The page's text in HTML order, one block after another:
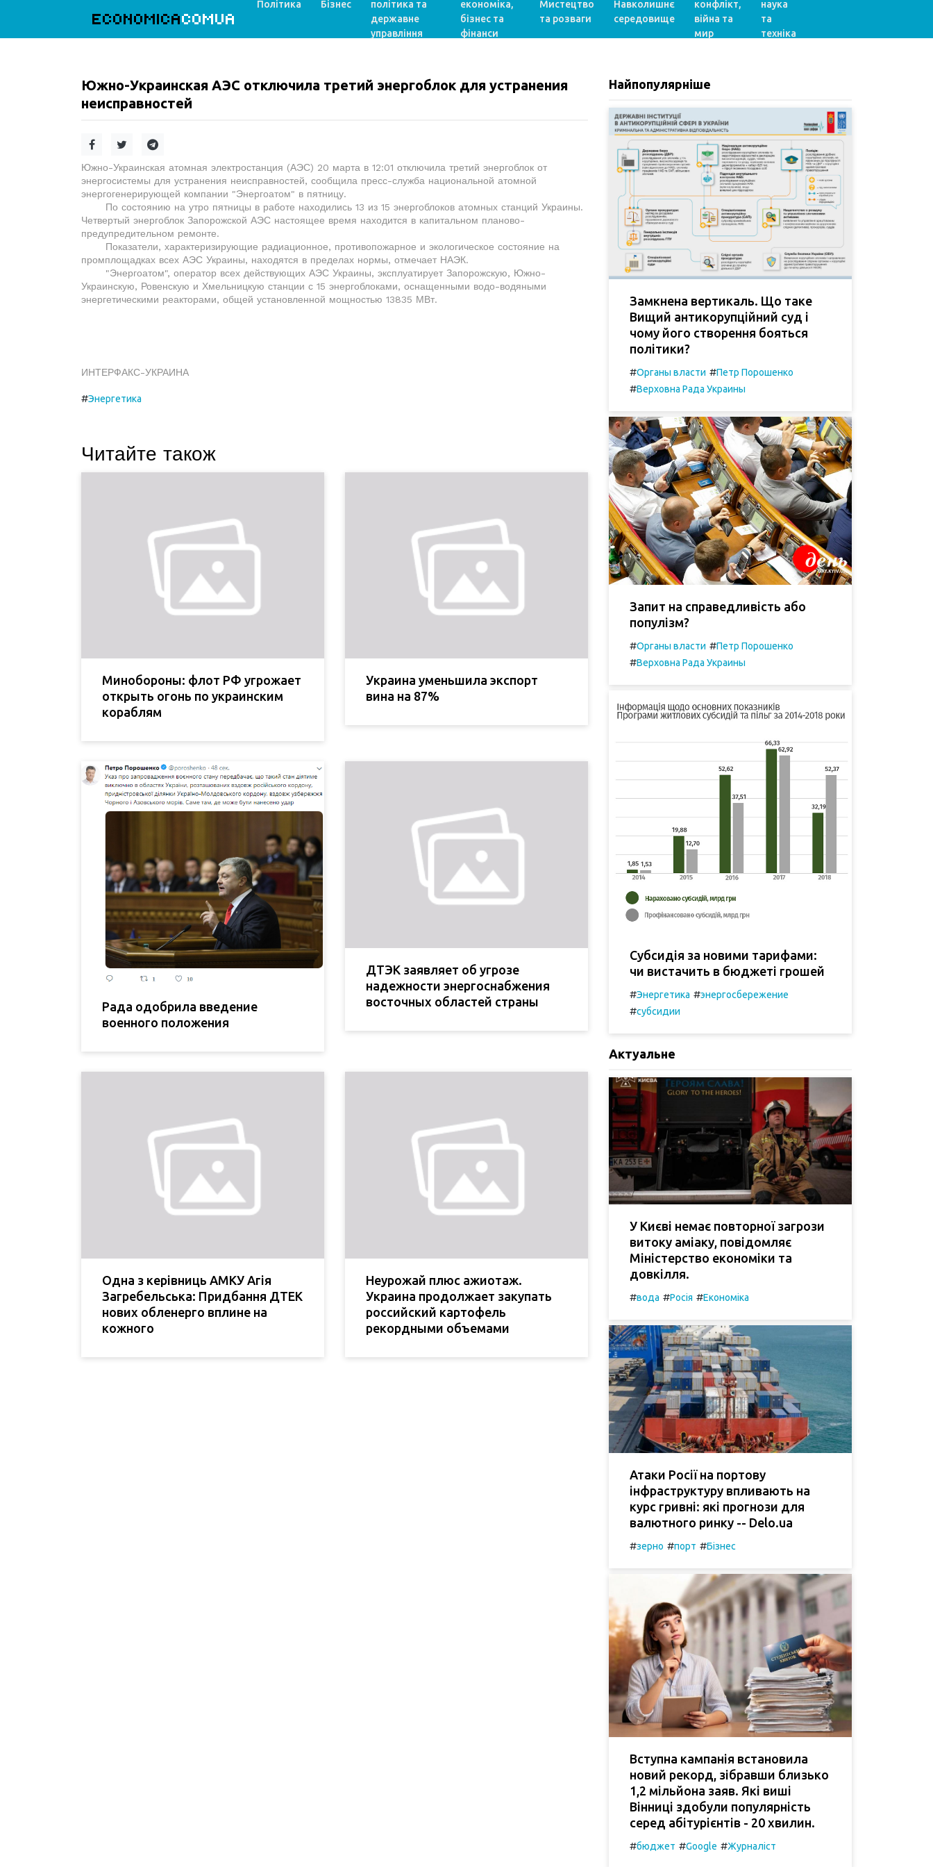
ECONOMICACOMUA
Політика Бізнес
політика та
державне
управління
економіка,
бізнес та
фінанси
Мистецтво
та розваги
Навколишнє
середовище
конфлікт,
війна та
мир
наука
та
техніка
Южно-Украинская АЭС отключила третий энергоблок для устранения
неисправностей
Южно-Украинская атомная электростанция (АЭС) 20 марта в 12:01 отключила третий энергоблок от
энергосистемы для устранения неисправностей, сообщила пресс-служба национальной атомной
энергогенерирующей компании "Энергоатом" в пятницу.
По состоянию на утро пятницы в работе находились 13 из 15 энергоблоков атомных станций Украины.
Четвертый энергоблок Запорожской АЭС настоящее время находится в капитальном планово-
предупредительном ремонте.
Показатели, характеризирующие радиационное, противопожарное и экологическое состояние на
промплощадках всех АЭС Украины, находятся в пределах нормы, отмечает НАЭК.
"Энергоатом", оператор всех действующих АЭС Украины, эксплуатирует Запорожскую, Южно-
Украинскую, Ровенскую и Хмельницкую станции с 15 энергоблоками, оснащенными водо-водяными
энергетическими реакторами, общей установленной мощностью 13835 МВт.
ИНТЕРФАКС-УКРАИНА
#Энергетика
Читайте також
Минобороны: флот РФ угрожает
открыть огонь по украинским
кораблям
Украина уменьшила экспорт
вина на 87%
Рада одобрила введение
военного положения
ДТЭК заявляет об угрозе
надежности энергоснабжения
восточных областей страны
Одна з керівниць АМКУ Агія
Загребельська: Придбання ДТЕК
нових обленерго вплине на
кожного
Неурожай плюс ажиотаж.
Украина продолжает закупать
российский картофель
рекордными объемами
Найпопулярніше
Замкнена вертикаль. Що таке
Вищий антикорупційний суд і
чому його створення бояться
політики?
#Органы власти #Петр Порошенко
#Верховна Рада Украины
Запит на справедливість або
популізм?
#Органы власти #Петр Порошенко
#Верховна Рада Украины
Субсидія за новими тарифами:
чи вистачить в бюджеті грошей
#Энергетика #энергосбережение
#субсидии
Актуальне
У Києві немає повторної загрози
витоку аміаку, повідомляє
Міністерство економіки та
довкілля.
#вода #Росія #Економіка
Атаки Росії на портову
інфраструктуру впливають на
курс гривні: які прогнози для
валютного ринку -- Delo.ua
#зерно #порт #Бізнес
Вступна кампанія встановила
новий рекорд, зібравши близько
1,2 мільйона заяв. Які виші
Вінниці здобули популярність
серед абітурієнтів - 20 хвилин.
#бюджет #Google #Журналіст